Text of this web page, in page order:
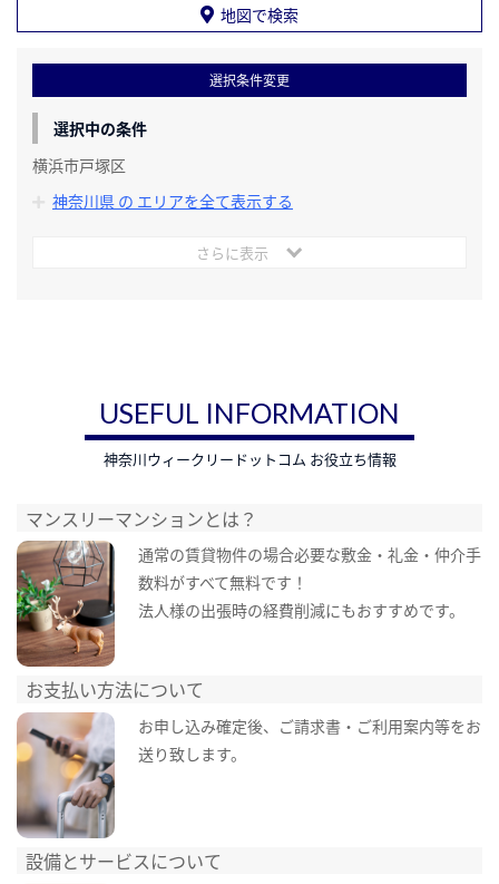
地図で検索
選択条件変更
選択中の条件
横浜市戸塚区
神奈川県 の エリアを全て表示する
さらに表示
USEFUL INFORMATION
神奈川ウィークリードットコム お役立ち情報
マンスリーマンションとは？
通常の賃貸物件の場合必要な敷金・礼金・仲介手
数料がすべて無料です！
法人様の出張時の経費削減にもおすすめです。
お支払い方法について
お申し込み確定後、ご請求書・ご利用案内等をお
送り致します。
設備とサービスについて